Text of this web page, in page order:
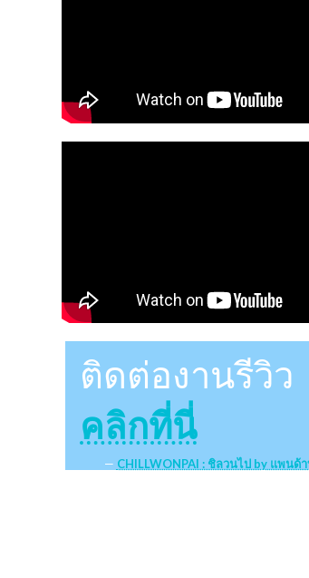
ติดต่องานรีวิว
คลิกที่นี่
CHILLWONPAI : ชิลวนไป by แพนด้